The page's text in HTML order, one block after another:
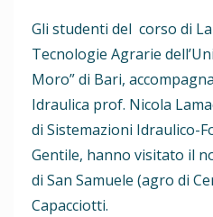
Gli studenti del corso di
Tecnologie Agrarie
Moro” di Bari,
Idraulica prof. Nicola
di Sistemazioni Idraulico-
Gentile, hanno visitato il
di San Samuele (agro di
Capacciotti.